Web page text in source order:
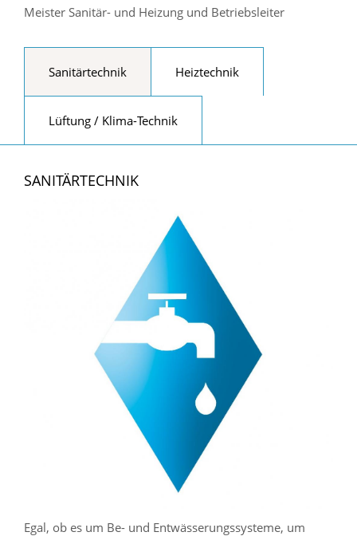
Meister Sanitär- und Heizung und Betriebsleiter
Sanitärtechnik Heiztechnik
Lüftung / Klima-Technik
SANITÄRTECHNIK
Egal, ob es um Be- und Entwässerungssysteme, um